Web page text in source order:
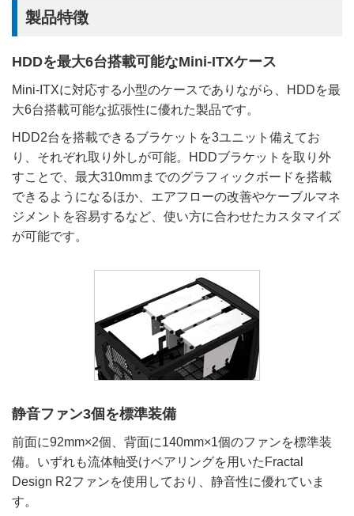
製品特徴
HDDを最大6台搭載可能なMini-ITXケース
Mini-ITXに対応する小型のケースでありながら、HDDを最
大6台搭載可能な拡張性に優れた製品です。
HDD2台を搭載できるブラケットを3ユニット備えてお
り、それぞれ取り外しが可能。HDDブラケットを取り外
すことで、最大310mmまでのグラフィックボードを搭載
できるようになるほか、エアフローの改善やケーブルマネ
ジメントを容易するなど、使い方に合わせたカスタマイズ
が可能です。
静音ファン3個を標準装備
前面に92mm×2個、背面に140mm×1個のファンを標準装
備。いずれも流体軸受けベアリングを用いたFractal
Design R2ファンを使用しており、静音性に優れていま
す。